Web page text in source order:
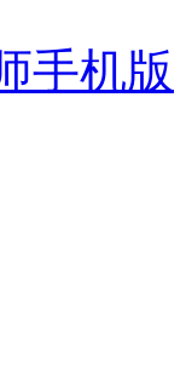
手机版